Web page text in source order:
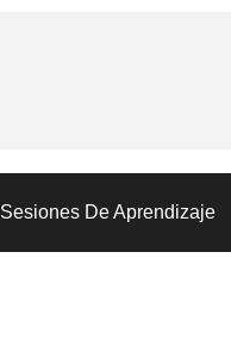
Sesiones De Aprendizaje